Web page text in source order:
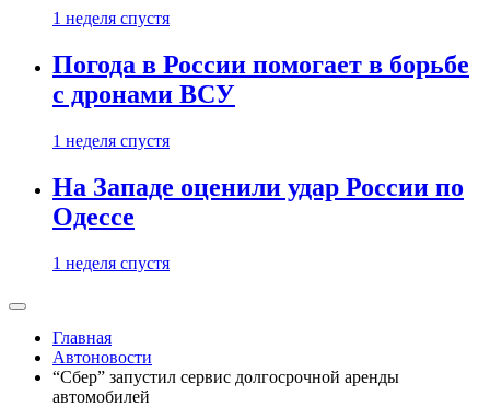
1 неделя спустя
Погода в России помогает в борьбе
с дронами ВСУ
1 неделя спустя
На Западе оценили удар России по
Одессе
1 неделя спустя
Главная
Автоновости
“Сбер” запустил сервис долгосрочной аренды
автомобилей